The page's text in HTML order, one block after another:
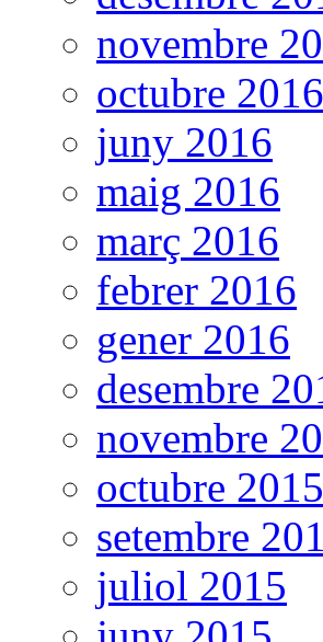
novembre
octubre 2016
juny 2016
maig 2016
març 2016
febrer 2016
gener 2016
desembre
novembre
octubre 2015
setembre
juliol 2015